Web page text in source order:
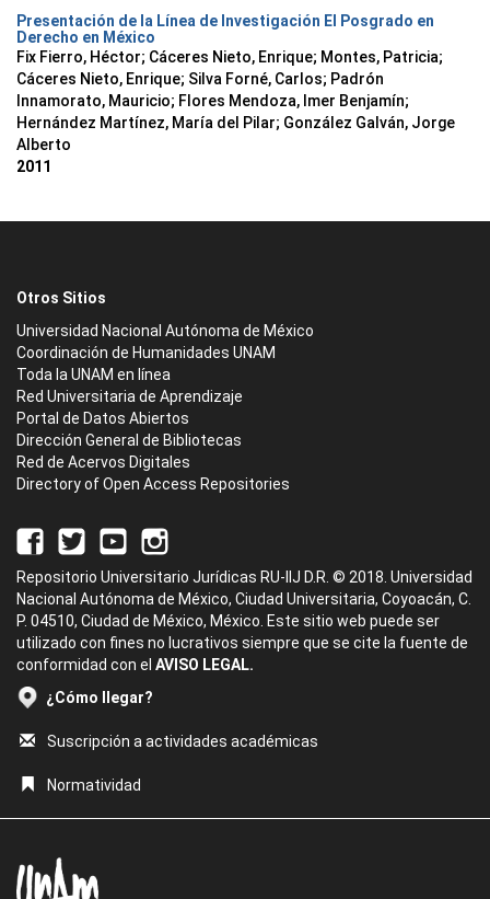
Presentación de la Línea de Investigación El Posgrado en
Derecho en México
Fix Fierro, Héctor; Cáceres Nieto, Enrique; Montes, Patricia;
Cáceres Nieto, Enrique; Silva Forné, Carlos; Padrón
Innamorato, Mauricio; Flores Mendoza, Imer Benjamín;
Hernández Martínez, María del Pilar; González Galván, Jorge
Alberto
2011
Otros Sitios
Universidad Nacional Autónoma de México
Coordinación de Humanidades UNAM
Toda la UNAM en línea
Red Universitaria de Aprendizaje
Portal de Datos Abiertos
Dirección General de Bibliotecas
Red de Acervos Digitales
Directory of Open Access Repositories
Repositorio Universitario Jurídicas RU-IIJ D.R. © 2018. Universidad
Nacional Autónoma de México, Ciudad Universitaria, Coyoacán, C.
P. 04510, Ciudad de México, México. Este sitio web puede ser
utilizado con fines no lucrativos siempre que se cite la fuente de
conformidad con el AVISO LEGAL.
¿Cómo llegar?
Suscripción a actividades académicas
Normatividad